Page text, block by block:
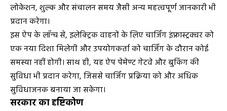
लोकेशन, शुल्क और संचालन समय जैसी अन्य महत्वपूर्ण जानकारी भी
प्रदान करेगा।
इस ऐप के लॉन्च से, इलेक्ट्रिक वाहनों के लिए चार्जिंग इंफ्रास्ट्रक्चर को
एक नया दिशा मिलेगी और उपयोगकर्ता को चार्जिंग के दौरान कोई
समस्या नहीं होगी। साथ ही, यह ऐप पेमेण्ट गेटवे और बुकिंग की
सुविधा भी प्रदान करेगा, जिससे चार्जिंग प्रक्रिया को और अधिक
सुविधाजनक बनाया जा सकेगा।
सरकार का दृष्टिकोण